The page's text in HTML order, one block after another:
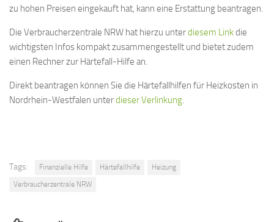
zu hohen Preisen eingekauft hat, kann eine Erstattung beantragen.
Die Verbraucherzentrale NRW hat hierzu unterdiesem Linkdie
wichtigsten Infos kompakt zusammengestellt und bietet zudem
einen Rechner zur Härtefall-Hilfe an.
Direkt beantragen können Sie die Härtefallhilfen für Heizkosten in
Nordrhein-Westfalen unterdieser Verlinkung.
Tags: Finanzielle Hilfe Härtefallhilfe
Heizung
Verbraucherzentrale NRW